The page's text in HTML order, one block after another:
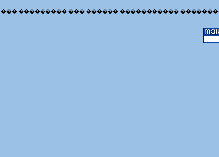
��� ��������� ��� ������ �����������